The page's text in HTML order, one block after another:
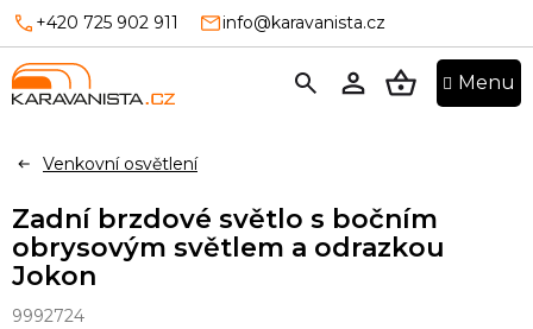
Přejít
obsah
+420 725 902 911 info@karavanista.cz
Venkovní osvětlení
Zadní brzdové světlo s bočním
obrysovým světlem a odrazkou
Jokon
9992724